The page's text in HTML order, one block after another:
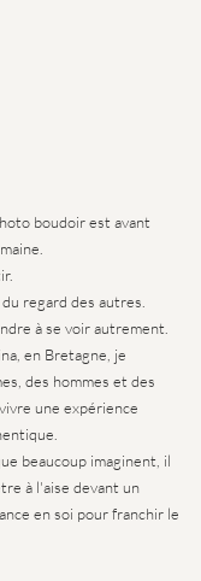
boudoir est avant
regard des autres.
à se voir autrement.
en Bretagne, je
des hommes et des
une expérience
beaucoup imaginent, il
à l'aise devant un
en soi pour franchir le